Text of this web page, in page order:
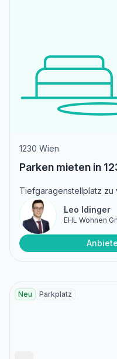
1230 Wien
Parken mieten in
Tiefgaragenstellplatz zu
Leo Idinger
EHL Wohnen
Neu Parkplatz